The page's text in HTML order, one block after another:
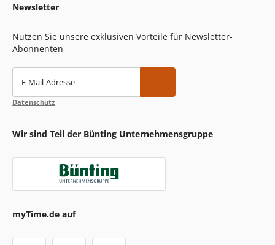
Newsletter
Nutzen Sie unsere exklusiven Vorteile für Newsletter-
Abonnenten
E-Mail-Adresse
Datenschutz
Wir sind Teil der Bünting Unternehmensgruppe
myTime.de auf